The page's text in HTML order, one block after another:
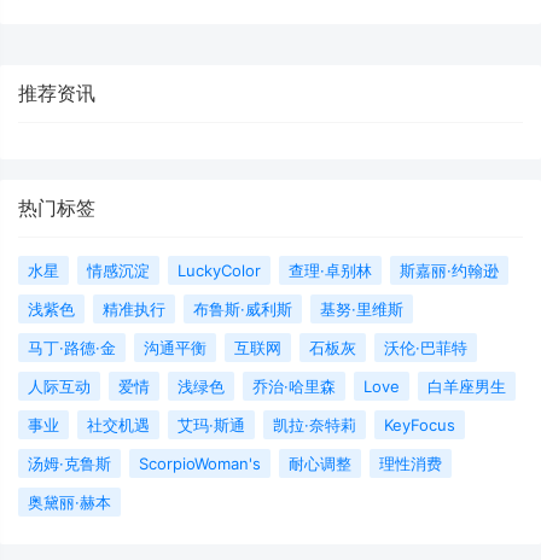
推荐资讯
热门标签
水星 情感沉淀 LuckyColor 查理·卓别林
斯嘉丽·约翰逊
浅紫色
精准执行 布鲁斯·威利斯
基努·里维斯
马丁·路德·金
沟通平衡 互联网 石板灰
沃伦·巴菲特
人际互动
爱情 浅绿色 乔治·哈里森 Love
白羊座男生
事业
社交机遇 艾玛·斯通 凯拉·奈特莉
KeyFocus
汤姆·克鲁斯
ScorpioWoman's 耐心调整
理性消费
奥黛丽·赫本